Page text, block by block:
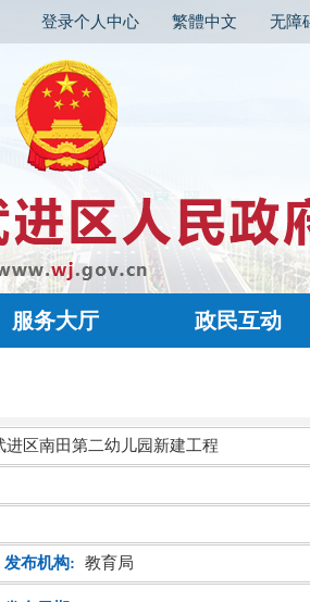
登录个人中心 繁體中文 无障
服务大厅 政民互动
区南田第二幼儿园新建工程
发布机构: 教育局